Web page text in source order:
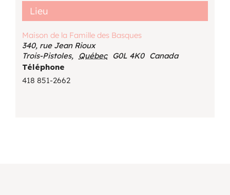
Lieu
Maison de la Famille des Basques
340, rue Jean Rioux
Trois-Pistoles, Québec G0L 4K0 Canada
Téléphone
418 851-2662